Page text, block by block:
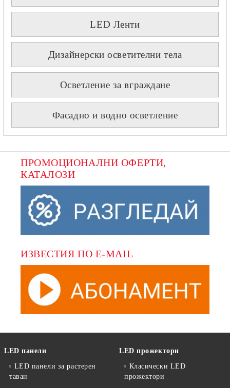
LED Ленти
Дизайнерски осветителни тела
Осветление за вграждане
Фасадно и водно осветление
ПРОМОЦИОНАЛНИ ОФЕРТИ,
КАТАЛОЗИ
ИЗВЕСТИЯ ПО E-MAIL
LED панели
LED панели за растерен
таван
LED прожектори
Класически LED
прожектори